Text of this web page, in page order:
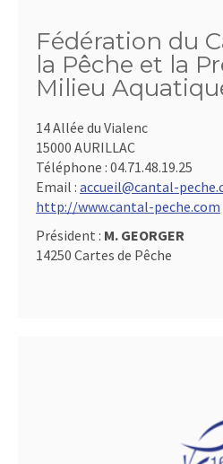
Fédération du
la Pêche et la
Milieu
14 Allée du Vialenc
15000 AURILLAC
Téléphone : 04.71.48.19.25
Email : accueil@cantal-
http://www.cantal-peche.com
Président : M. GEORGER
14250 Cartes de Pêche